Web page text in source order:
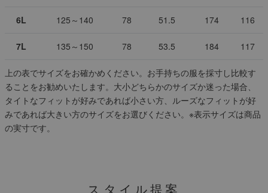
6L 125～140 78 51.5 174 116
7L 135～150 78 53.5 184 117
上の表でサイズをお確かめください。お手持ちの服を採寸し比較す
ることをお勧めいたします。大小どちらかのサイズか迷った場合、
タイトなフィットが好みであれば小さい方、ルーズなフィットが好
みであれば大きい方のサイズをお選びください。 ※表示サイズは商品
の実寸です。
スタイル提案